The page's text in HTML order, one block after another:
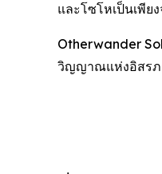
และโซโหเป็นเพีย
Otherwander
วิญญาณแห่งอิสรภ